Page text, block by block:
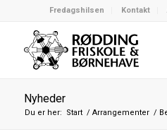
Fredagshilsen Kontakt
Nyheder
Du er her: Start / Arrangementer /